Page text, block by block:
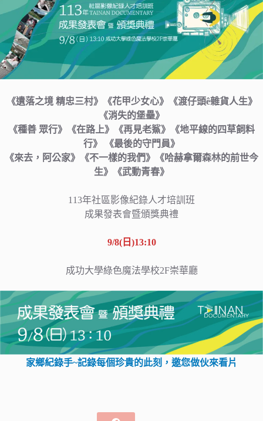
《遺落之境 精忠三村》《花甲少女心》《渡仔頭ê雜貨人生》
《消失的堡壘》
《種善 眾行》《在路上》《再見老鯊》《地平線的四草飼料
行》 《最後的守門員》
《來去，阿公家》《不一樣的我們》《哈赫拿爾森林的前世今
生》《武動青春》
113年社區影像紀錄人才培訓班
成果發表會暨頒獎典禮
9/8(日)13:10
成功大學綠色魔法學校2F崇華廳
家鄉紀錄手~記錄每個珍貴的此刻，邀您做伙來看片